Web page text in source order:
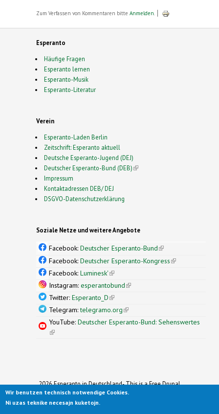
Zum Verfassen von Kommentaren bitte Anmelden
Esperanto
Häufige Fragen
Esperanto lernen
Esperanto-Musik
Esperanto-Literatur
Verein
Esperanto-Laden Berlin
Zeitschrift: Esperanto aktuell
Deutsche Esperanto-Jugend (DEJ)
Deutscher Esperanto-Bund (DEB)(link is external)
Impressum
Kontaktadressen DEB/ DEJ
DSGVO-Datenschutzerklärung
Soziale Netze und weitere Angebote
Facebook: Deutscher Esperanto-Bund(link is
external)
Facebook: Deutscher Esperanto-Kongress(link is
Facebook: Luminesk'(link is external)
Instagram: esperantobund(link is external)
Twitter: Esperanto_D(link is external)
Telegram:telegramo.org(link is external)
YouTube: Deutscher Esperanto-Bund: Sehenswertes
(link is external)
2026 Esperanto in Deutschland- This is a Free Drupal
Theme
Ported to Drupal for the Open Source Community by
Wir benutzen technisch notwendige Cookies.
Ni uzas teknike necesajn kuketojn.